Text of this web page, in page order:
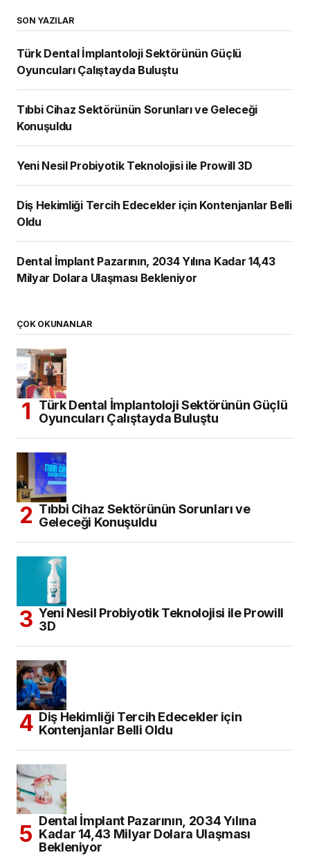
SON YAZILAR
Türk Dental İmplantoloji Sektörünün Güçlü
Oyuncuları Çalıştayda Buluştu
Tıbbi Cihaz Sektörünün Sorunları ve Geleceği
Konuşuldu
Yeni Nesil Probiyotik Teknolojisi ile Prowill 3D
Diş Hekimliği Tercih Edecekler için Kontenjanlar Belli
Oldu
Dental İmplant Pazarının, 2034 Yılına Kadar 14,43
Milyar Dolara Ulaşması Bekleniyor
ÇOK OKUNANLAR
Türk Dental İmplantoloji Sektörünün Güçlü
Oyuncuları Çalıştayda Buluştu
Tıbbi Cihaz Sektörünün Sorunları ve
Geleceği Konuşuldu
Yeni Nesil Probiyotik Teknolojisi ile Prowill
3D
Diş Hekimliği Tercih Edecekler için
Kontenjanlar Belli Oldu
Dental İmplant Pazarının, 2034 Yılına
Kadar 14,43 Milyar Dolara Ulaşması
Bekleniyor